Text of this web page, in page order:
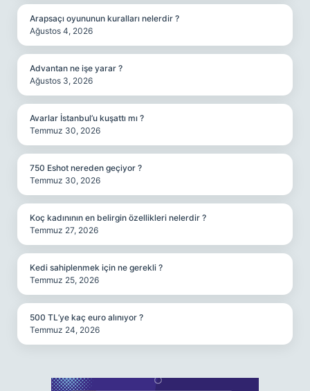
Arapsaçı oyununun kuralları nelerdir ?
Ağustos 4, 2026
Advantan ne işe yarar ?
Ağustos 3, 2026
Avarlar İstanbul’u kuşattı mı ?
Temmuz 30, 2026
750 Eshot nereden geçiyor ?
Temmuz 30, 2026
Koç kadınının en belirgin özellikleri nelerdir ?
Temmuz 27, 2026
Kedi sahiplenmek için ne gerekli ?
Temmuz 25, 2026
500 TL’ye kaç euro alınıyor ?
Temmuz 24, 2026